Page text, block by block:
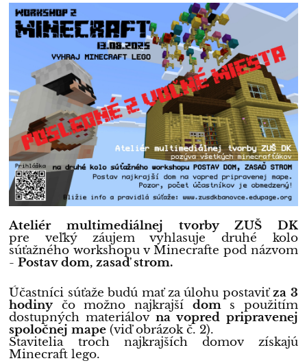
Ateliér multimediálnej tvorby ZUŠ DK
pre veľký záujem vyhlasuje druhé kolo
súťažného workshopu v Minecrafte pod názvom
-Postav dom, zasaď strom.
Účastníci súťaže budú mať za úlohu postaviťza 3
hodinyčo možno najkrajší doms použitím
dostupných materiálov na vopred pripravenej
spoločnej mape(viď obrázok č. 2).
Stavitelia troch najkrajších domov získajú
Minecraft lego.